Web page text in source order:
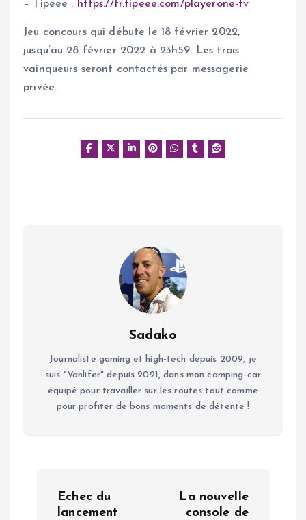
– Tipeee : https://fr.tipeee.com/playerone-tv
Jeu concours qui débute le 18 février 2022,
jusqu’au 28 février 2022 à 23h59. Les trois
vainqueurs seront contactés par messagerie
privée.
Sadako
Journaliste gaming et high-tech depuis 2009, je
suis "Vanlifer" depuis 2021, dans mon camping-car
équipé pour travailler sur les routes tout comme
pour profiter de bons moments de détente !
Echec du
lancement
La nouvelle
console de